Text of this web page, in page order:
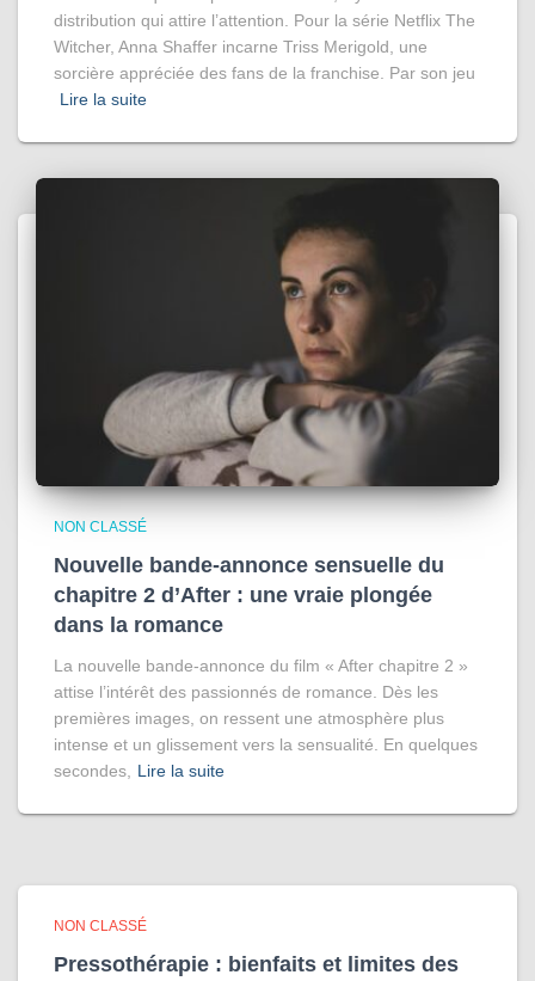
distribution qui attire l’attention. Pour la série Netflix The
Witcher, Anna Shaffer incarne Triss Merigold, une
sorcière appréciée des fans de la franchise. Par son jeu
Lire la suite
NON CLASSÉ
Nouvelle bande-annonce sensuelle du
chapitre 2 d’After : une vraie plongée
dans la romance
La nouvelle bande-annonce du film « After chapitre 2 »
attise l’intérêt des passionnés de romance. Dès les
premières images, on ressent une atmosphère plus
intense et un glissement vers la sensualité. En quelques
secondes,
Lire la suite
NON CLASSÉ
Pressothérapie : bienfaits et limites des